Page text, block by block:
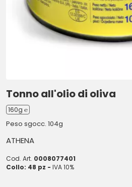
Tonno all'olio di oliva
160g ℮
Peso sgocc. 104g
ATHENA
Cod. Art. 0008077401
Collo: 48 pz - IVA 10%